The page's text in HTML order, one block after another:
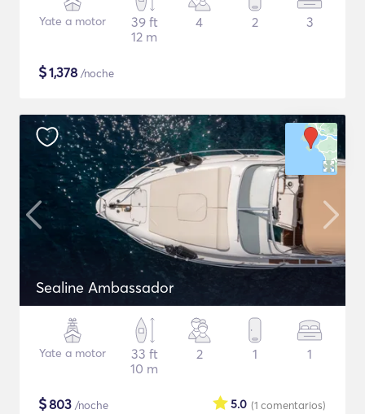
Yate a motor
39 ft
12 m
4 2 3
$1,378 /noche
Sealine Ambassador
Yate a motor
33 ft
10 m
2 1 1
$803 /noche (1 comentarios)
5.0